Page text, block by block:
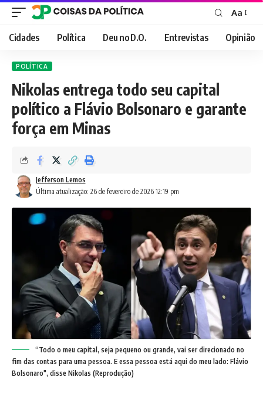
Font
Resizer
Aa
Cidades Política Deu no D.O. Entrevistas Opinião
POLÍTICA
Nikolas entrega todo seu capital
político a Flávio Bolsonaro e garante
força em Minas
Última atualização: 26 de fevereiro de 2026 12:19 pm
Jefferson Lemos
“Todo o meu capital, seja pequeno ou grande, vai ser direcionado no
fim das contas para uma pessoa. E essa pessoa está aqui do meu lado: Flávio
Bolsonaro", disse Nikolas (Reprodução)